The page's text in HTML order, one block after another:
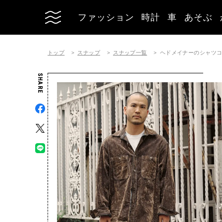
ファッション 時計 車 あそぶ
トップ スナップ スナップ一覧 ヘドメイナーのシャツ
SHARE